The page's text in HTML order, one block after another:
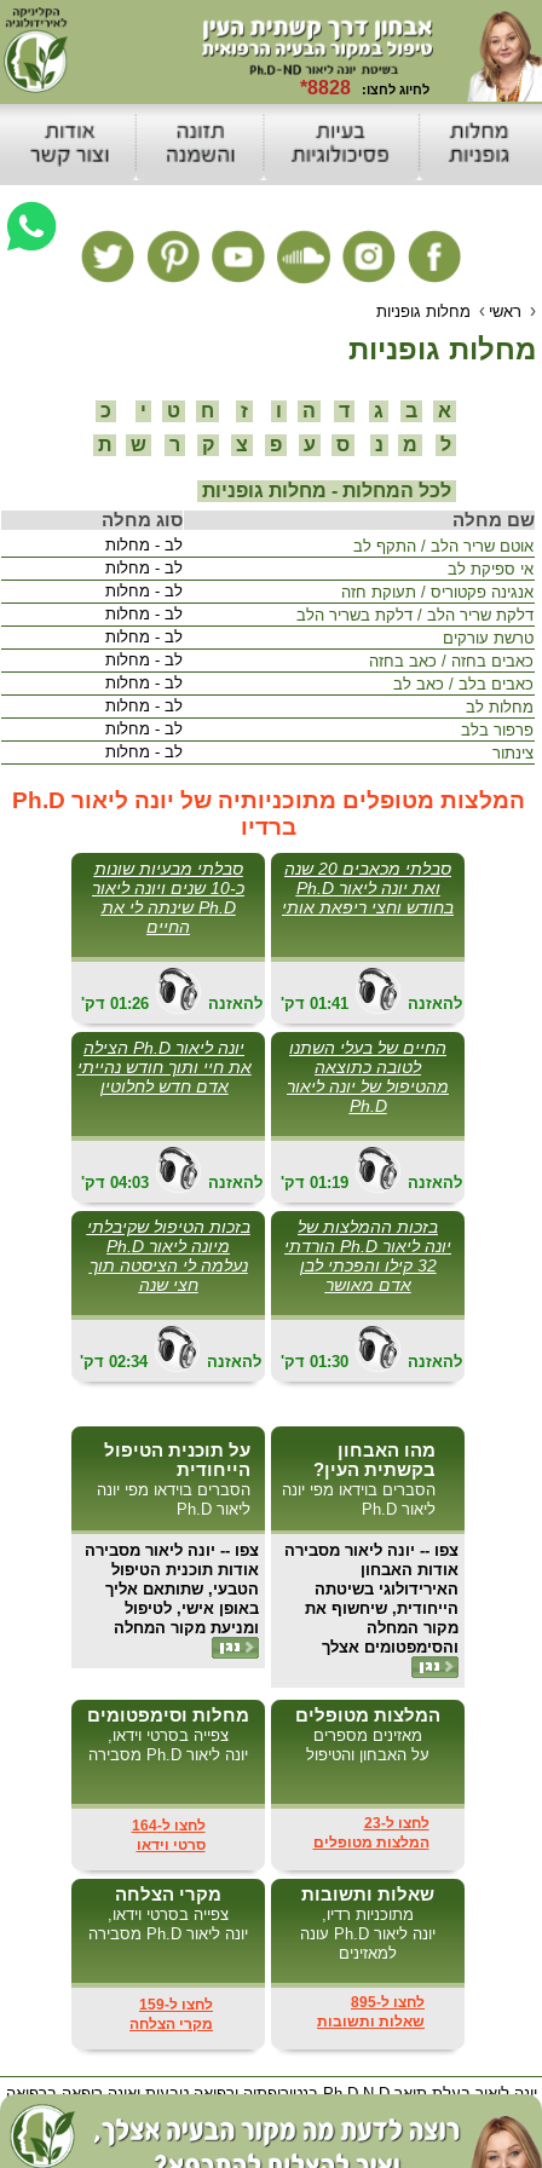
ראשי › מחלות גופניות ›
מחלות גופניות
א ב ג ד ה ו ז ח ט י
כ
ל
מ נ ס ע פ צ ק ר ש ת
לכל המחלות - מחלות גופניות
סוג מחלה שם מחלה
לב - מחלות
אוטם שריר הלב / התקף לב
לב - מחלות
אי ספיקת לב
לב - מחלות
אנגינה פקטוריס / תעוקת חזה
לב - מחלות
דלקת שריר הלב / דלקת בשריר הלב
לב - מחלות
טרשת עורקים
לב - מחלות
כאבים בחזה / כאב בחזה
לב - מחלות
כאבים בלב / כאב לב
לב - מחלות
מחלות לב
לב - מחלות
פרפור בלב
לב - מחלות
צינתור
המלצות מטופלים מתוכניותיה של יונה ליאור Ph.D
ברדיו
סבלתי מבעיות שונות
כ-10 שנים ויונה ליאור
Ph.D שינתה לי את
החיים
'דק 01:26 להאזנה
סבלתי מכאבים 20 שנה
ואת יונה ליאור Ph.D
בחודש וחצי ריפאת אותי
'דק 01:41 להאזנה
יונה ליאור Ph.D הצילה
את חיי ותוך חודש נהייתי
אדם חדש לחלוטין
'דק 04:03 להאזנה
החיים של בעלי השתנו
לטובה כתוצאה
מהטיפול של יונה ליאור
Ph.D
'דק 01:19 להאזנה
בזכות הטיפול שקיבלתי
מיונה ליאור Ph.D
נעלמה לי הציסטה תוך
חצי שנה
02:34 להאזנה
בזכות ההמלצות של
יונה ליאור Ph.D הורדתי
32 קילו והפכתי לבן
אדם מאושר
'דק 01:30 להאזנה
על תוכנית הטיפול
הייחודית
הסברים בוידאו מפי יונה
ליאור Ph.D
צפו -- יונה ליאור מסבירה
אודות תוכנית הטיפול
הטבעי, שתותאם אליך
באופן אישי, לטיפול
ומניעת מקור המחלה
מהו האבחון
בקשתית העין?
הסברים בוידאו מפי יונה
ליאור Ph.D
צפו -- יונה ליאור מסבירה
אודות האבחון
האירידולוגי בשיטתה
הייחודית, שיחשוף את
מקור המחלה
והסימפטומים אצלך
מחלות וסימפטומים
צפייה בסרטי וידאו,
יונה ליאור Ph.D מסבירה
לחצו ל-164
סרטי וידאו
המלצות מטופלים
מאזינים מספרים
על האבחון והטיפול
לחצו ל-23
המלצות מטופלים
מקרי הצלחה
צפייה בסרטי וידאו,
יונה ליאור Ph.D מסבירה
לחצו ל-159
מקרי הצלחה
שאלות ותשובות
מתוכניות רדיו,
יונה ליאור Ph.D עונה
למאזינים
לחצו ל-895
שאלות ותשובות
יונה ליאור בעלת תואר Ph.D-N.D בנטורופתיה ורפואה טבעית ואינה רופאה ברפואה